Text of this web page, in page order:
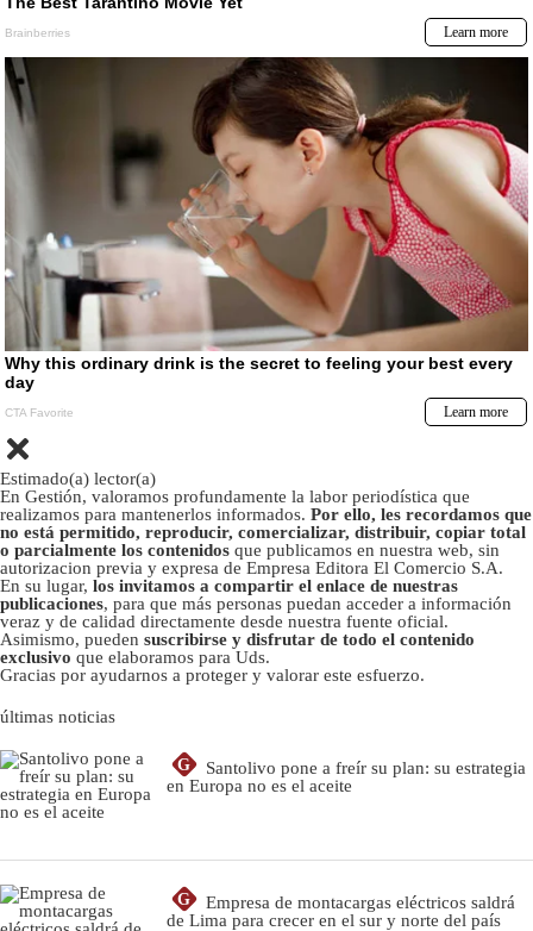
Estimado(a) lector(a)
En Gestión, valoramos profundamente la labor periodística que
realizamos para mantenerlos informados. Por ello, les recordamos que
no está permitido, reproducir, comercializar, distribuir, copiar total
o parcialmente los contenidos que publicamos en nuestra web, sin
autorizacion previa y expresa de Empresa Editora El Comercio S.A.
En su lugar, los invitamos a compartir el enlace de nuestras
publicaciones, para que más personas puedan acceder a información
veraz y de calidad directamente desde nuestra fuente oficial.
Asimismo, pueden suscribirse y disfrutar de todo el contenido
exclusivo que elaboramos para Uds.
Gracias por ayudarnos a proteger y valorar este esfuerzo.
últimas noticias
G
Santolivo pone a freír su plan: su estrategia
en Europa no es el aceite
G
Empresa de montacargas eléctricos saldrá
de Lima para crecer en el sur y norte del país